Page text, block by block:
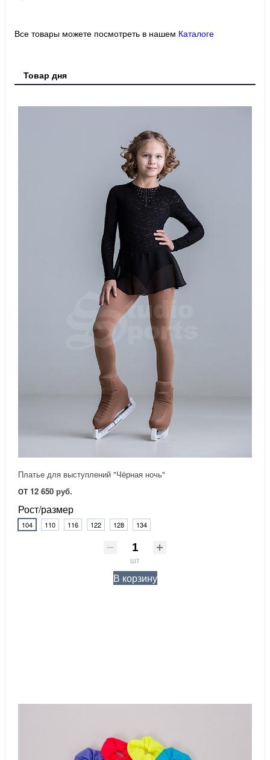
Все товары можете посмотреть в нашем Каталоге
Товар дня
Платье для выступлений "Чёрная ночь"
от 12 650 руб.
Рост/размер
104 110 116 122 128 134
шт
В корзину